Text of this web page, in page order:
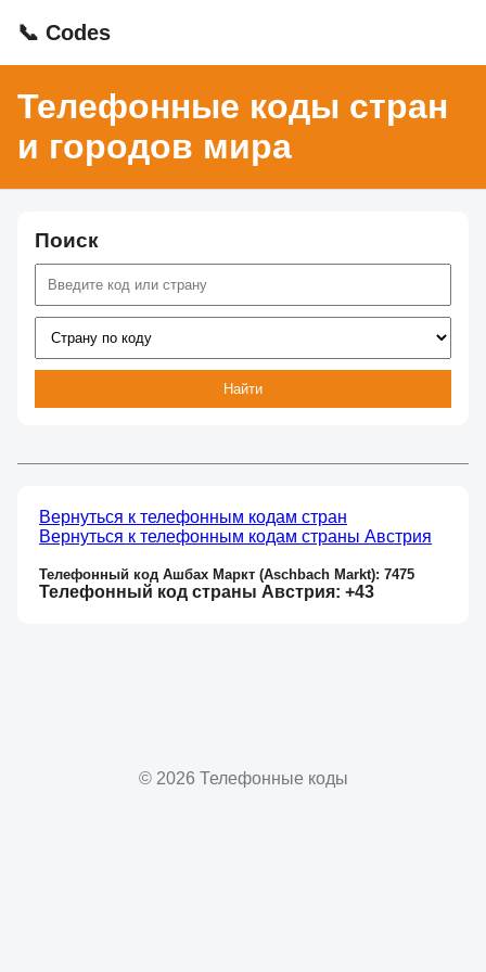
📞 Codes
Телефонные коды стран
и городов мира
Поиск
Найти
Вернуться к телефонным кодам стран
Вернуться к телефонным кодам страны Австрия
Телефонный код Ашбах Маркт (Aschbach Markt): 7475
Телефонный код страны Австрия: +43
© 2026 Телефонные коды